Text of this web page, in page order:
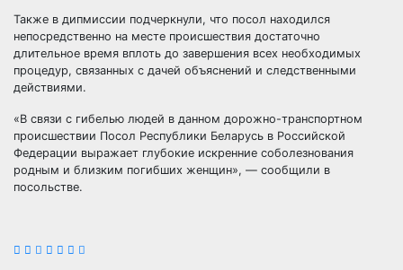
Также в дипмиссии подчеркнули, что посол находился
непосредственно на месте происшествия достаточно
длительное время вплоть до завершения всех необходимых
процедур, связанных с дачей объяснений и следственными
действиями.
«В связи с гибелью людей в данном дорожно-транспортном
происшествии Посол Республики Беларусь в Российской
Федерации выражает глубокие искренние соболезнования
родным и близким погибших женщин», — сообщили в
посольстве.